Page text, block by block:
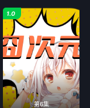
第6集
1.0